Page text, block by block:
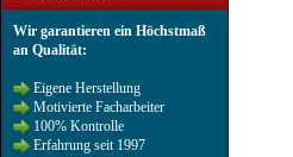
Wir garantieren ein Höchstmaß
an Qualität:
Eigene Herstellung
Motivierte Facharbeiter
100% Kontrolle
Erfahrung seit 1997